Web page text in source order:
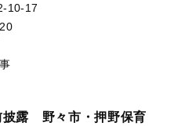
10-17
20
披露 野々市・押野保育